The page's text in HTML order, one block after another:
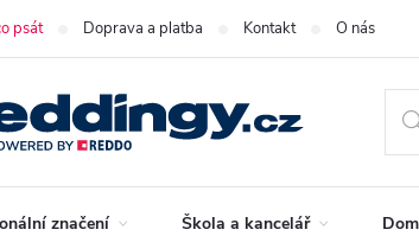
psát Doprava a platba Kontakt O nás
značení Škola a kancelář